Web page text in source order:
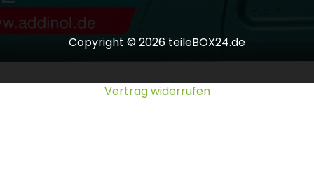
Copyright © 2026 teileBOX24.de
Vertrag widerrufen